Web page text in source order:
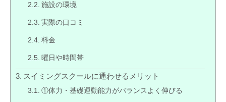
施設の環境
実際の口コミ
料金
曜日や時間帯
スイミングスクールに通わせるメリット
①体力・基礎運動能力がバランスよく伸びる